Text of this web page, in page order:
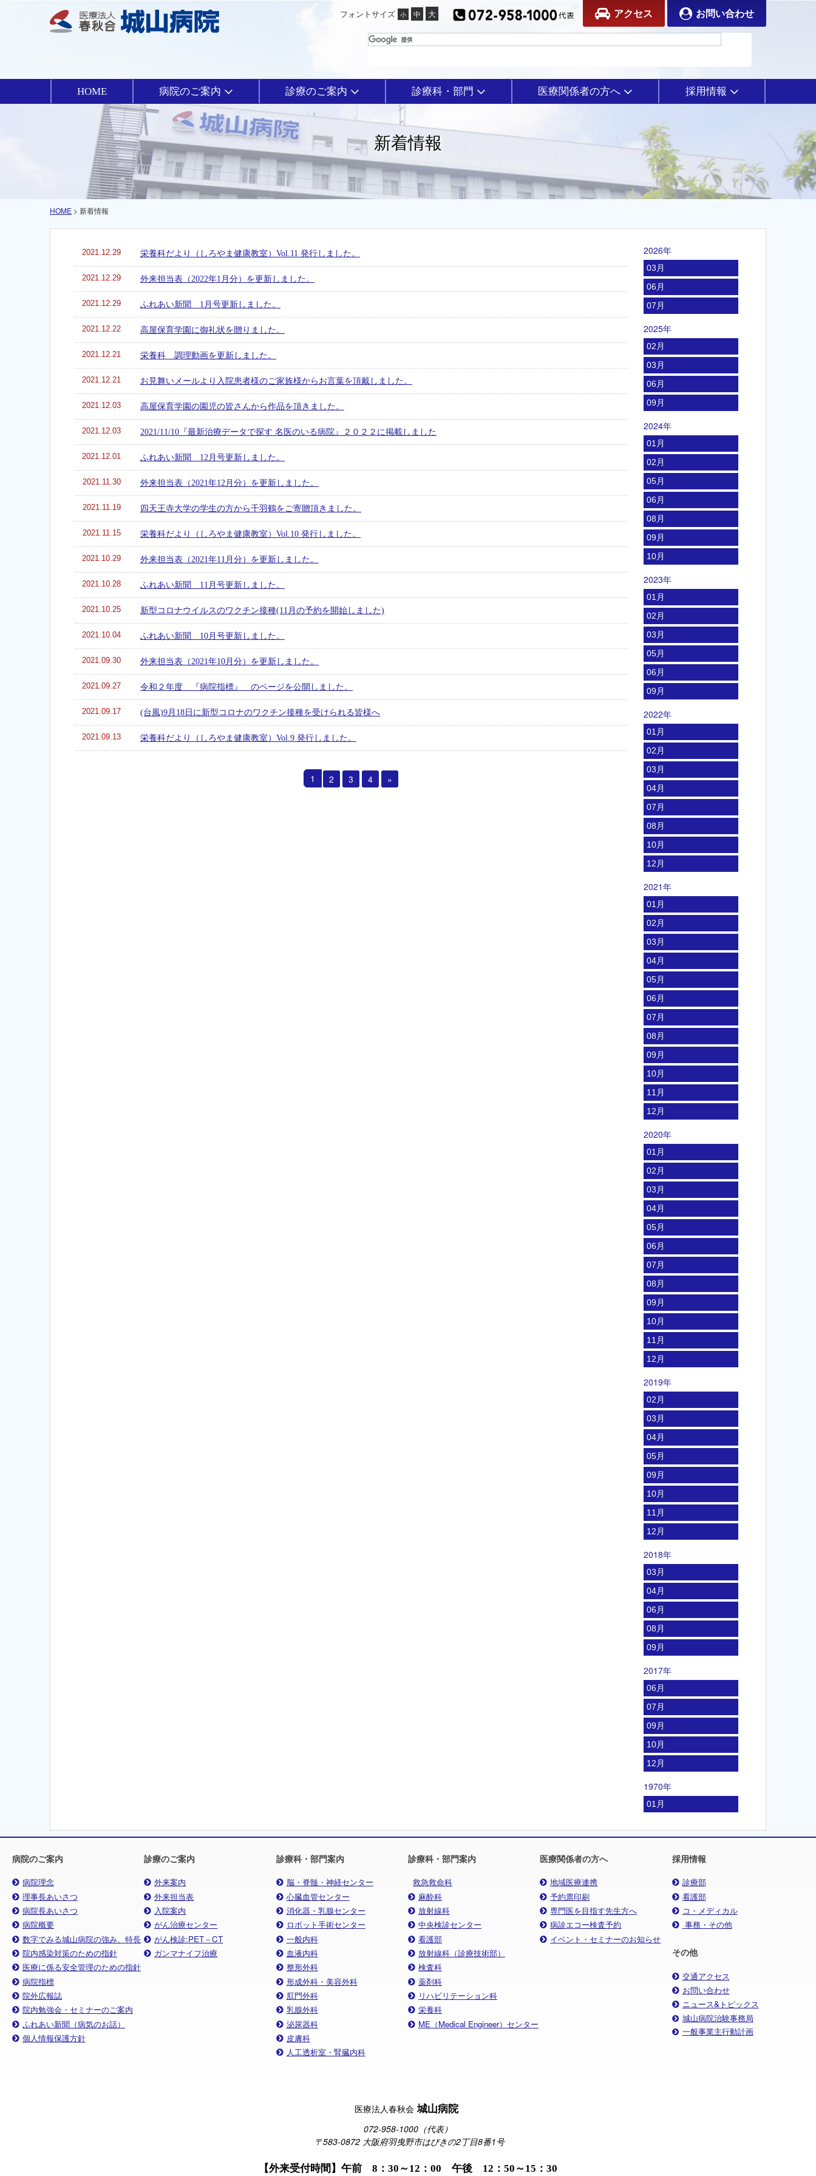
フォントサイズ アクセス お問い合わせ
HOME 病院のご案内 診療のご案内 診療科・部門 医療関係者の方へ 採用情報
新着情報
HOME > 新着情報
2021.12.29 栄養科だより（しろやま健康教室）Vol.11 発行しました。
2021.12.29 外来担当表（2022年1月分）を更新しました。
2021.12.29 ふれあい新聞 1月号更新しました。
2021.12.22 高屋保育学園に御礼状を贈りました。
2021.12.21 栄養科 調理動画を更新しました。
2021.12.21 お見舞いメールより入院患者様のご家族様からお言葉を頂戴しました。
2021.12.03 高屋保育学園の園児の皆さんから作品を頂きました。
2021.12.03 2021/11/10『最新治療データで探す 名医のいる病院』２０２２に掲載しました
2021.12.01 ふれあい新聞 12月号更新しました。
2021.11.30 外来担当表（2021年12月分）を更新しました。
2021.11.19 四天王寺大学の学生の方から千羽鶴をご寄贈頂きました。
2021.11.15 栄養科だより（しろやま健康教室）Vol.10 発行しました。
2021.10.29 外来担当表（2021年11月分）を更新しました。
2021.10.28 ふれあい新聞 11月号更新しました。
2021.10.25 新型コロナウイルスのワクチン接種(11月の予約を開始しました)
2021.10.04 ふれあい新聞 10月号更新しました。
2021.09.30 外来担当表（2021年10月分）を更新しました。
2021.09.27 令和２年度 『病院指標』 のページを公開しました。
2021.09.17 (台風)9月18日に新型コロナのワクチン接種を受けられる皆様へ
2021.09.13 栄養科だより（しろやま健康教室）Vol.9 発行しました。
1 2 3 4 »
2026年
03月
06月
07月
2025年
02月
03月
06月
09月
2024年
01月
02月
05月
06月
08月
09月
10月
2023年
01月
02月
03月
05月
06月
09月
2022年
01月
02月
03月
04月
07月
08月
10月
12月
2021年
01月
02月
03月
04月
05月
06月
07月
08月
09月
10月
11月
12月
2020年
01月
02月
03月
04月
05月
06月
07月
08月
09月
10月
11月
12月
2019年
02月
03月
04月
05月
09月
10月
11月
12月
2018年
03月
04月
06月
08月
09月
2017年
06月
07月
09月
10月
12月
1970年
01月
病院のご案内
病院理念
理事長あいさつ
病院長あいさつ
病院概要
数字でみる城山病院の強み、特長
院内感染対策のための指針
医療に係る安全管理のための指針
病院指標
院外広報誌
院内勉強会・セミナーのご案内
ふれあい新聞（病気のお話）
個人情報保護方針
診療のご案内
外来案内
外来担当表
入院案内
がん治療センター
がん検診:PET－CT
ガンマナイフ治療
診療科・部門案内
脳・脊髄・神経センター
心臓血管センター
消化器・乳腺センター
ロボット手術センター
一般内科
血液内科
整形外科
形成外科・美容外科
肛門外科
乳腺外科
泌尿器科
皮膚科
人工透析室・腎臓内科
診療科・部門案内
救急救命科
麻酔科
放射線科
中央検診センター
看護部
放射線科（診療技術部）
検査科
薬剤科
リハビリテーション科
栄養科
ME（Medical Engineer）センター
医療関係者の方へ
地域医療連携
予約票印刷
専門医を目指す先生方へ
病診エコー検査予約
イベント・セミナーのお知らせ
採用情報
診療部
看護部
コ・メディカル
事務・その他
その他
交通アクセス
お問い合わせ
ニュース&トピックス
城山病院治験事務局
一般事業主行動計画
医療法人春秋会 城山病院
072-958-1000（代表）
〒583-0872 大阪府羽曳野市はびきの2丁目8番1号
【外来受付時間】午前 8：30～12：00 午後 12：50～15：30